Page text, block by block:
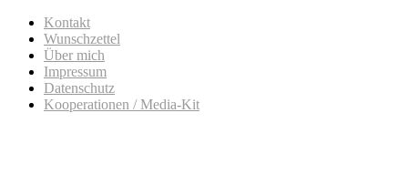
Kontakt
Wunschzettel
Über mich
Impressum
Datenschutz
Kooperationen / Media-Kit